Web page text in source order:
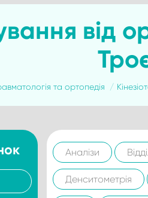
від
та ортопедія
Аналізи
Денситометрія